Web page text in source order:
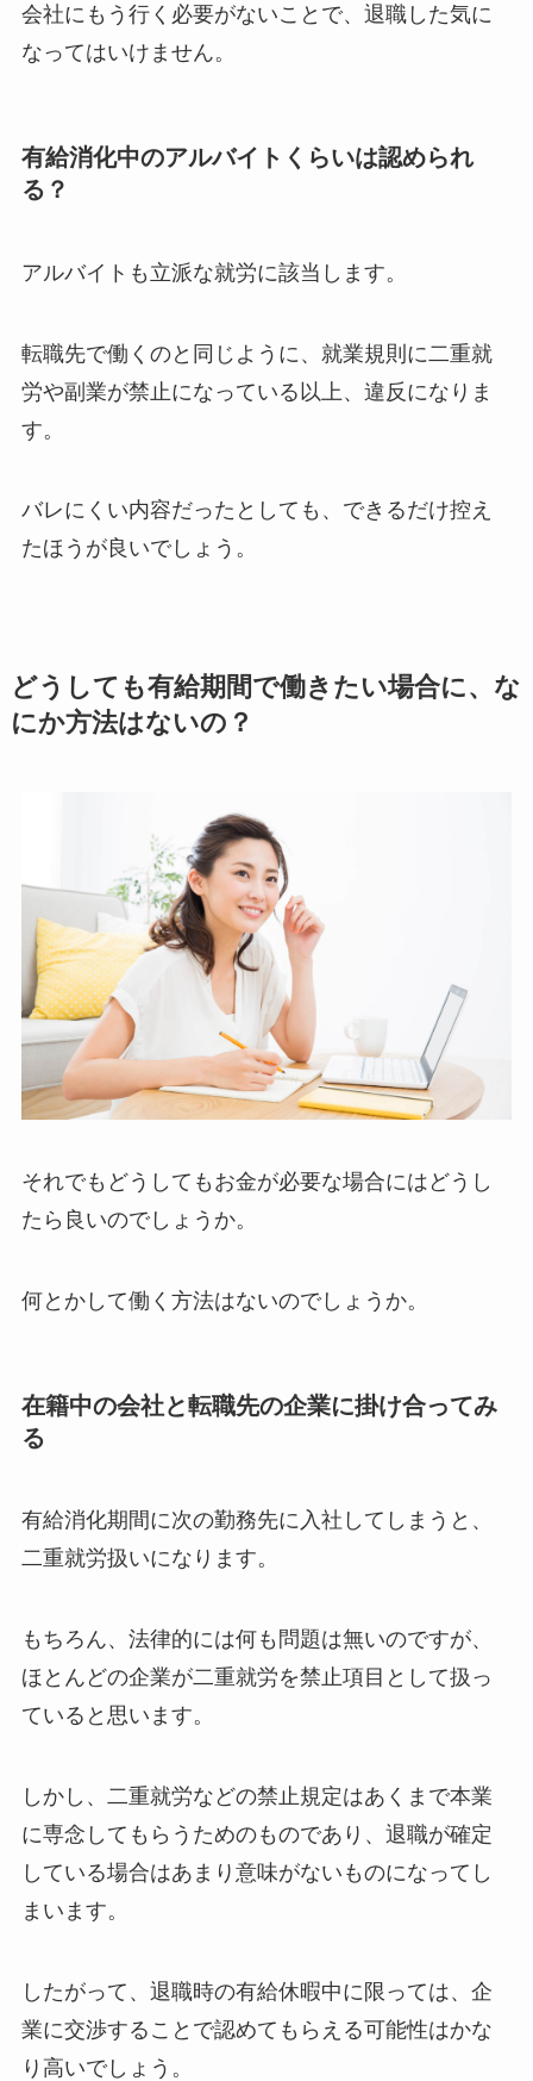
会社にもう行く必要がないことで、退職した気に
なってはいけません。
有給消化中のアルバイトくらいは認められ
る？
アルバイトも立派な就労に該当します。
転職先で働くのと同じように、就業規則に二重就
労や副業が禁止になっている以上、違反になりま
す。
バレにくい内容だったとしても、できるだけ控え
たほうが良いでしょう。
どうしても有給期間で働きたい場合に、な
にか方法はないの？
それでもどうしてもお金が必要な場合にはどうし
たら良いのでしょうか。
何とかして働く方法はないのでしょうか。
在籍中の会社と転職先の企業に掛け合ってみ
る
有給消化期間に次の勤務先に入社してしまうと、
二重就労扱いになります。
もちろん、法律的には何も問題は無いのですが、
ほとんどの企業が二重就労を禁止項目として扱っ
ていると思います。
しかし、二重就労などの禁止規定はあくまで本業
に専念してもらうためのものであり、退職が確定
している場合はあまり意味がないものになってし
まいます。
したがって、退職時の有給休暇中に限っては、企
業に交渉することで認めてもらえる可能性はかな
り高いでしょう。